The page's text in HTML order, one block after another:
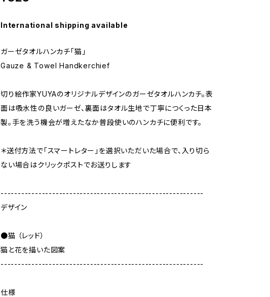
International shipping available
ガーゼタオルハンカチ「猫」
Gauze & Towel Handkerchief
切り絵作家YUYAのオリジナルデザインのガーゼタオルハンカチ。表
面は吸水性の良いガーゼ、裏面はタオル生地で丁寧につくった日本
製。手を洗う機会が増えたなか普段使いのハンカチに便利です。
＊送付方法で「スマートレター」を選択いただいた場合で、入り切ら
ない場合はクリックポストでお送りします
-----------------------------------------------------------
デザイン
●猫 （レッド）
猫と花を描いた図案
-----------------------------------------------------------
仕様